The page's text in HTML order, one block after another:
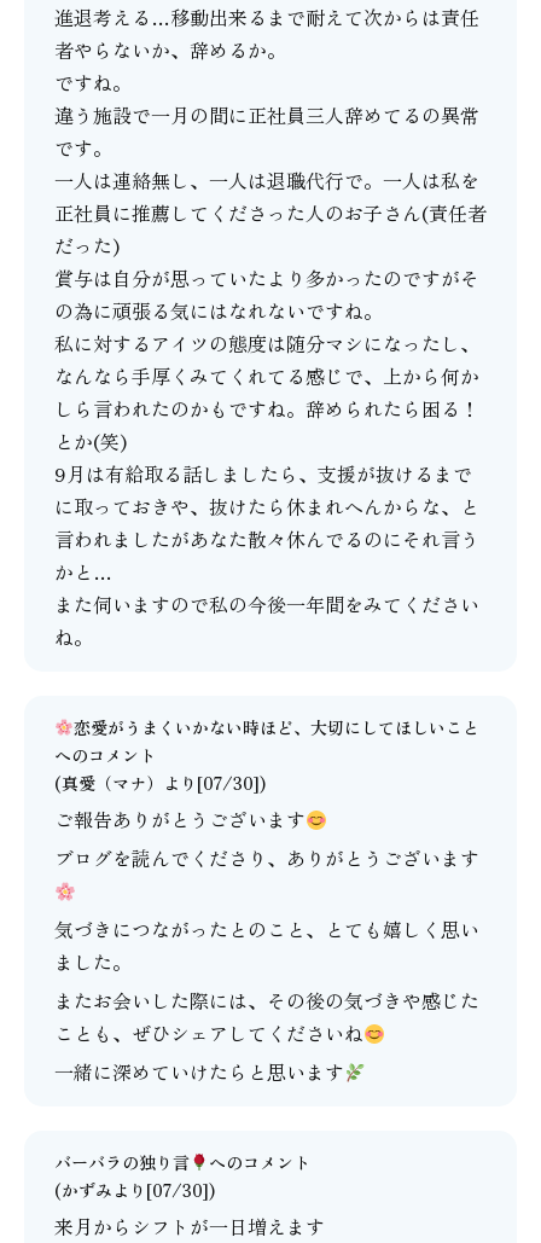
進退考える…移動出来るまで耐えて次からは責任
者やらないか、辞めるか。
ですね。
違う施設で一月の間に正社員三人辞めてるの異常
です。
一人は連絡無し、一人は退職代行で。一人は私を
正社員に推薦してくださった人のお子さん(責任者
だった)
賞与は自分が思っていたより多かったのですがそ
の為に頑張る気にはなれないですね。
私に対するアイツの態度は随分マシになったし、
なんなら手厚くみてくれてる感じで、上から何か
しら言われたのかもですね。辞められたら困る！
とか(笑)
9月は有給取る話しましたら、支援が抜けるまで
に取っておきや、抜けたら休まれへんからな、と
言われましたがあなた散々休んでるのにそれ言う
かと…
また伺いますので私の今後一年間をみてください
ね。
恋愛がうまくいかない時ほど、大切にしてほしいこと
へのコメント
(真愛（マナ） より[07/30])
ご報告ありがとうございます
ブログを読んでくださり、ありがとうございます
気づきにつながったとのこと、とても嬉しく思い
ました。
またお会いした際には、その後の気づきや感じた
ことも、ぜひシェアしてくださいね
一緒に深めていけたらと思います
バーバラの独り言
へのコメント
(かずみより[07/30])
来月からシフトが一日増えます